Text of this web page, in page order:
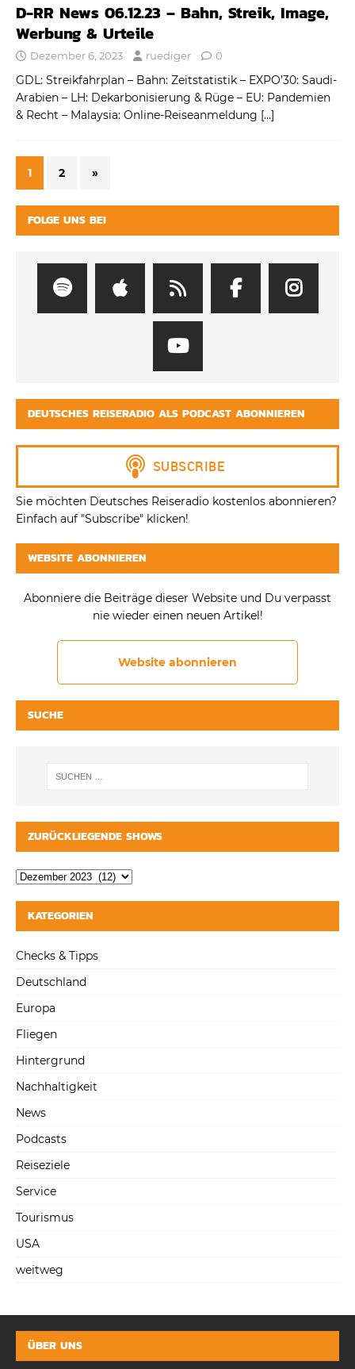
D-RR News 06.12.23 – Bahn, Streik, Image,
Werbung & Urteile
Dezember 6, 2023 ruediger 0
GDL: Streikfahrplan – Bahn: Zeitstatistik – EXPO’30: Saudi-
Arabien – LH: Dekarbonisierung & Rüge – EU: Pandemien
& Recht – Malaysia: Online-Reiseanmeldung […]
1 2 »
FOLGE UNS BEI
DEUTSCHES REISERADIO ALS PODCAST ABONNIEREN
Sie möchten Deutsches Reiseradio kostenlos abonnieren?
Einfach auf "Subscribe" klicken!
WEBSITE ABONNIEREN
Abonniere die Beiträge dieser Website und Du verpasst
nie wieder einen neuen Artikel!
Website abonnieren
SUCHE
ZURÜCKLIEGENDE SHOWS
KATEGORIEN
Checks & Tipps
Deutschland
Europa
Fliegen
Hintergrund
Nachhaltigkeit
News
Podcasts
Reiseziele
Service
Tourismus
USA
weitweg
ÜBER UNS